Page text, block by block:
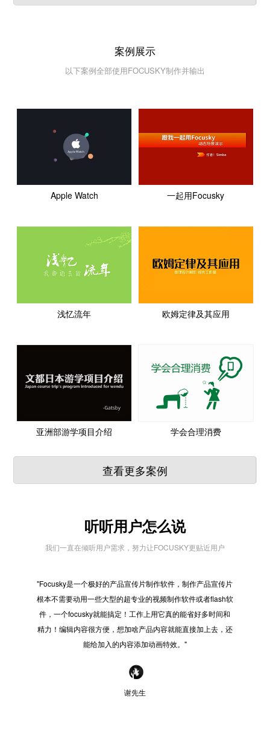
案例展示
以下案例全部使用FOCUSKY制作并输出
Apple Watch 一起用Focusky
浅忆流年 欧姆定律及其应用
亚洲部游学项目介绍 学会合理消费
查看更多案例
听听用户怎么说
我们一直在倾听用户需求，努力让FOCUSKY更贴近用户
"Focusky是一个极好的产品宣传片制作软件，制作产品宣传片
根本不需要动用一些大型的超专业的视频制作软件或者flash软
件，一个focusky就能搞定！工作上用它真的能省好多时间和
精力！编辑内容很方便，想加啥产品内容就能直接加上去，还
能给加入的内容添加动画特效。"
谢先生